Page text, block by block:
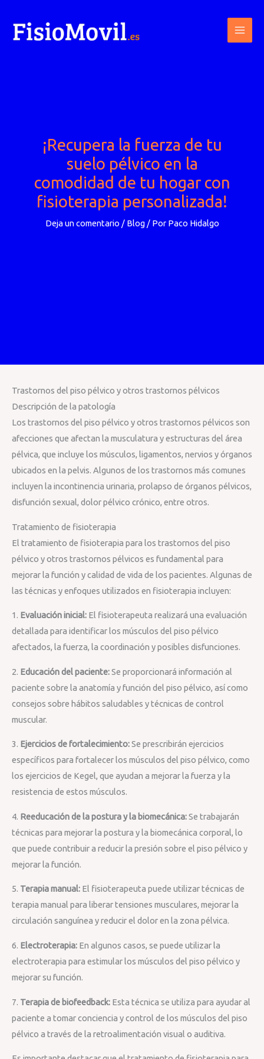
contenido
¡Recupera la fuerza de tu
suelo pélvico en la
comodidad de tu hogar con
fisioterapia personalizada!
Deja un comentario / Blog/ Por Paco Hidalgo
Trastornos del piso pélvico y otros trastornos pélvicos
Descripción de la patología
Los trastornos del piso pélvico y otros trastornos pélvicos son
afecciones que afectan la musculatura y estructuras del área
pélvica, que incluye los músculos, ligamentos, nervios y órganos
ubicados en la pelvis. Algunos de los trastornos más comunes
incluyen la incontinencia urinaria, prolapso de órganos pélvicos,
disfunción sexual, dolor pélvico crónico, entre otros.
Tratamiento de fisioterapia
El tratamiento de fisioterapia para los trastornos del piso
pélvico y otros trastornos pélvicos es fundamental para
mejorar la función y calidad de vida de los pacientes. Algunas de
las técnicas y enfoques utilizados en fisioterapia incluyen:
1. Evaluación inicial: El fisioterapeuta realizará una evaluación
detallada para identificar los músculos del piso pélvico
afectados, la fuerza, la coordinación y posibles disfunciones.
2. Educación del paciente:Se proporcionará información al
paciente sobre la anatomía y función del piso pélvico, así como
consejos sobre hábitos saludables y técnicas de control
muscular.
3. Ejercicios de fortalecimiento:Se prescribirán ejercicios
específicos para fortalecer los músculos del piso pélvico, como
los ejercicios de Kegel, que ayudan a mejorar la fuerza y la
resistencia de estos músculos.
4. Reeducación de la postura y la biomecánica:Se trabajarán
técnicas para mejorar la postura y la biomecánica corporal, lo
que puede contribuir a reducir la presión sobre el piso pélvico y
mejorar la función.
5. Terapia manual: El fisioterapeuta puede utilizar técnicas de
terapia manual para liberar tensiones musculares, mejorar la
circulación sanguínea y reducir el dolor en la zona pélvica.
6. Electroterapia: En algunos casos, se puede utilizar la
electroterapia para estimular los músculos del piso pélvico y
mejorar su función.
7. Terapia de biofeedback: Esta técnica se utiliza para ayudar al
paciente a tomar conciencia y control de los músculos del piso
pélvico a través de la retroalimentación visual o auditiva.